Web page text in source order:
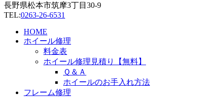
ス
キ
長野県松本市筑摩3丁目30-9
TEL:0263-26-6531
HOME
ホイール修理
料金表
ホイール修理見積り【無料】
Ｑ＆Ａ
ホイールのお手入れ方法
フレーム修理